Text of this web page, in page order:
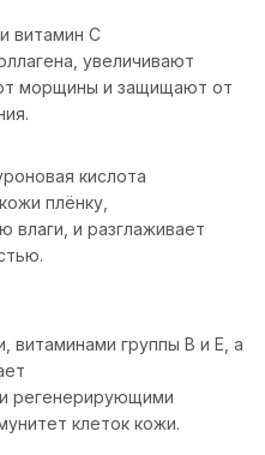
витамин C
увеличивают
морщины и защищают от
кислота
плёнку,
и разглаживает
витаминами группы B и E, а
регенерирующими
клеток кожи.